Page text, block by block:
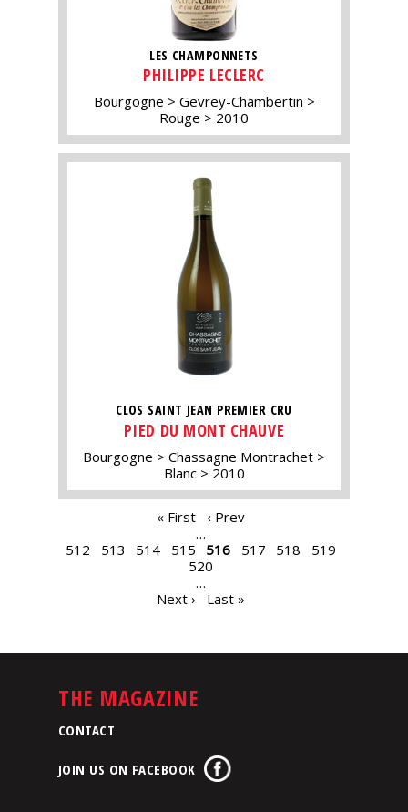
LES CHAMPONNETS
PHILIPPE LECLERC
Bourgogne
Gevrey-Chambertin
Rouge
2010
CLOS SAINT JEAN PREMIER CRU
PIED DU MONT CHAUVE
Bourgogne
Chassagne Montrachet
Blanc
2010
« First
‹ Prev
…
512
513 514 515 516 517 518
519
520
…
Next ›
Last »
THE MAGAZINE
CONTACT
JOIN US ON FACEBOOK